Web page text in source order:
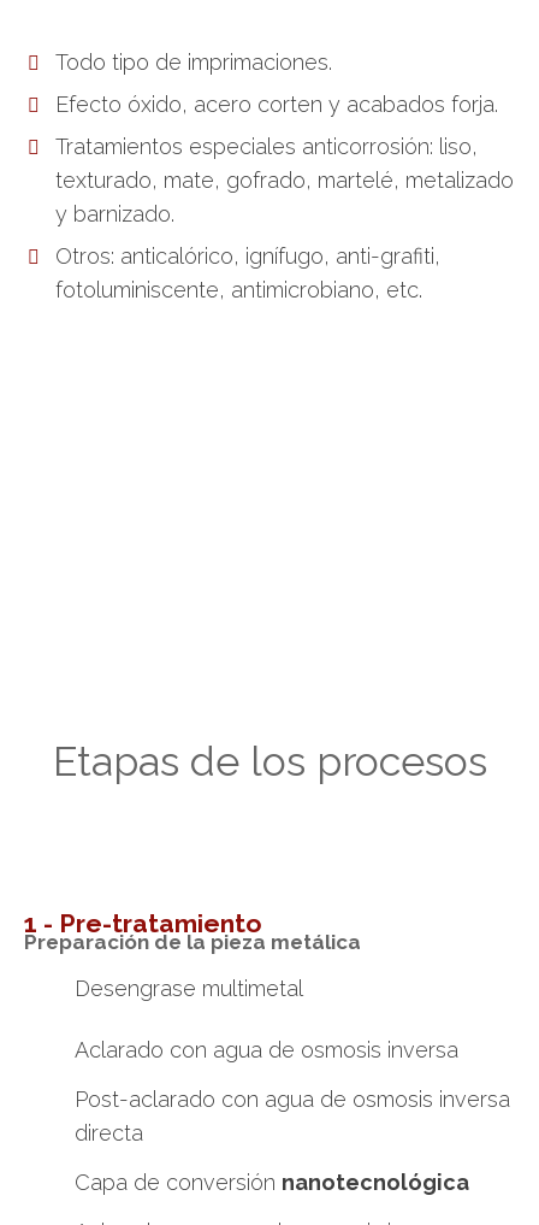
Todo tipo de imprimaciones.
Efecto óxido, acero corten y acabados forja.
Tratamientos especiales anticorrosión: liso,
texturado, mate, gofrado, martelé, metalizado
y barnizado.
Otros: anticalórico, ignífugo, anti-grafiti,
fotoluminiscente, antimicrobiano, etc.
Etapas de los procesos
1 - Pre-tratamiento
Preparación de la pieza metálica
Desengrase multimetal
Aclarado con agua de osmosis inversa
Post-aclarado con agua de osmosis inversa
directa
Capa de conversión nanotecnológica